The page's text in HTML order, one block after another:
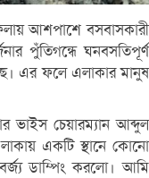
আশপাশে বসবাসকারী
পুঁতিগন্ধে ঘনবসতিপূর্ণ
এর ফলে এলাকার মানুষ
ভাইস চেয়ারম্যান আব্দুল
একটি স্থানে কোনো
ডাম্পিং করলো। আমি